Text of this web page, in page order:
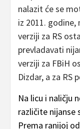
nalazit će se
iz 2011.
verziji za RS
prevladavati
verziji za FBiH
Dizdar, a za RS
Na licu i naličju
različite nijanse
Prema ranijoj